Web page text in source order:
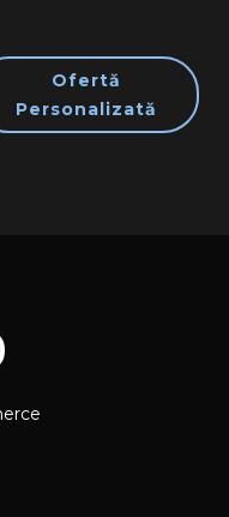
Ofertă
Personalizată